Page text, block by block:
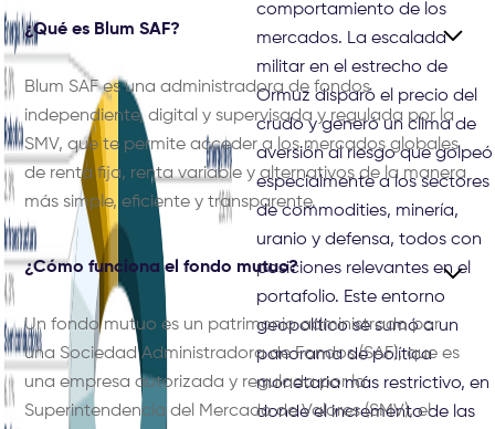
comportamiento de los
mercados. La escalada
militar en el estrecho de
Ormuz disparó el precio del
crudo y generó un clima de
aversión al riesgo que golpeó
especialmente a los sectores
de commodities, minería,
uranio y defensa, todos con
posiciones relevantes en el
portafolio. Este entorno
geopolítico se sumó a un
panorama de política
monetaria más restrictivo, en
donde el incremento de las
¿Qué es Blum SAF?
Blum SAF es una administradora de fondos
independiente, digital y supervisada y regulada por la
SMV, que te permite acceder a los mercados globales
de renta fija, renta variable y alternativos de la manera
más simple, eficiente y transparente.
¿Cómo funciona el fondo mutuo?
Un fondo mutuo es un patrimonio administrado por
una Sociedad Administradora de Fondos (SAF), que es
una empresa autorizada y regulada por la
Superintendencia del Mercado de Valores (SMV), el